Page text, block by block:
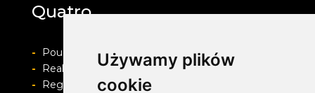
Używamy plików
cookie
Quatro
-
Pouczenie o prawie do odstapienia od umowy
-
Realizacja zamówienia i formy płatności
-
Regulamin i Polityka prywatności